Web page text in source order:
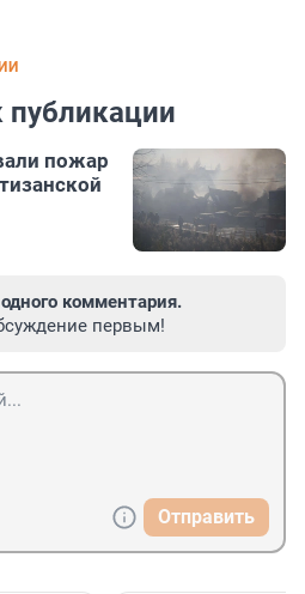
пожар
комментария.
первым!
Отправить